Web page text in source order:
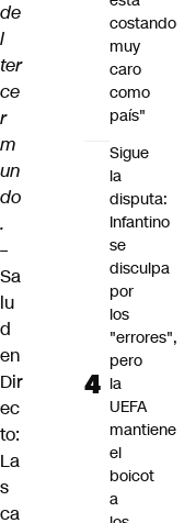
de
l
ter
ce
r
m
un
do
.
–
Sa
lu
d
en
Dir
ec
to:
La
s
ca
costando
muy
caro
como
país"
Sigue
la
disputa:
Infantino
se
disculpa
por
los
"errores",
pero
la
UEFA
mantiene
el
boicot
a